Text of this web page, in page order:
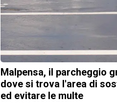
Malpensa, il parcheggio
dove si trova l'area di
ed evitare le multe